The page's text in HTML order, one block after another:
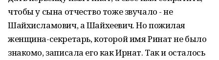
чтобы у сына отчество тоже звучало - не
Шайхисламович, а Шайхеевич. Но пожилая
женщина-секретарь, которой имя Ринат не было
знакомо, записала его как Ирнат. Так и осталось